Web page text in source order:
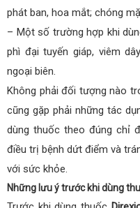
phát ban, hoa mắt; chóng
– Một số trường hợp khi
phì đại tuyến giáp, viêm
ngoại biên.
Không phải đối tượng nào
cũng gặp phải những tác
dùng thuốc theo đúng chỉ
điều trị bệnh dứt điểm và
với sức khỏe.
Những lưu ý trước khi dùng